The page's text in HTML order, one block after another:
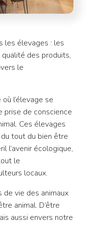
les élevages : les
des produits,
le
l’élevage se
prise de conscience
Ces élevages
tout du bien être
l’avenir écologique,
le
locaux.
de vie des animaux
animal. D’être
aussi envers notre